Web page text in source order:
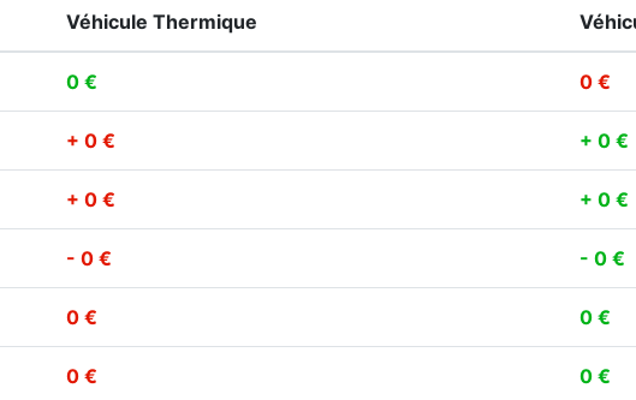
Véhicule Thermique
0 € 0 €
+ 0 € + 0 €
+ 0 € + 0 €
- 0 € - 0 €
0 € 0 €
0 € 0 €